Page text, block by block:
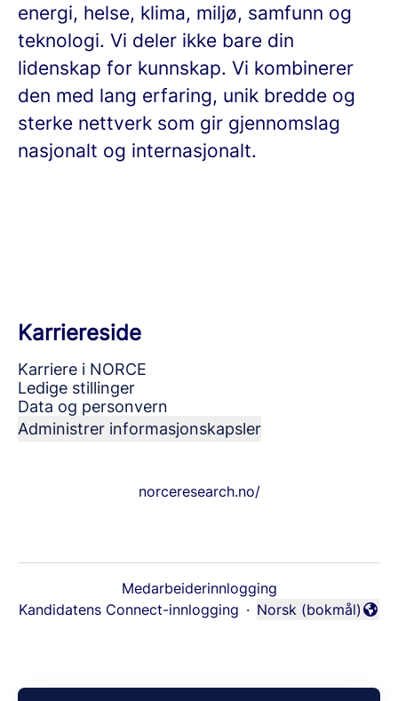
energi, helse, klima, miljø, samfunn og
teknologi. Vi deler ikke bare din
lidenskap for kunnskap. Vi kombinerer
den med lang erfaring, unik bredde og
sterke nettverk som gir gjennomslag
nasjonalt og internasjonalt.
Karriereside
Karriere i NORCE
Ledige stillinger
Data og personvern
Administrer informasjonskapsler
norceresearch.no/
Medarbeiderinnlogging
Kandidatens Connect-innlogging ·
Endre språk
Norsk (bokmål)